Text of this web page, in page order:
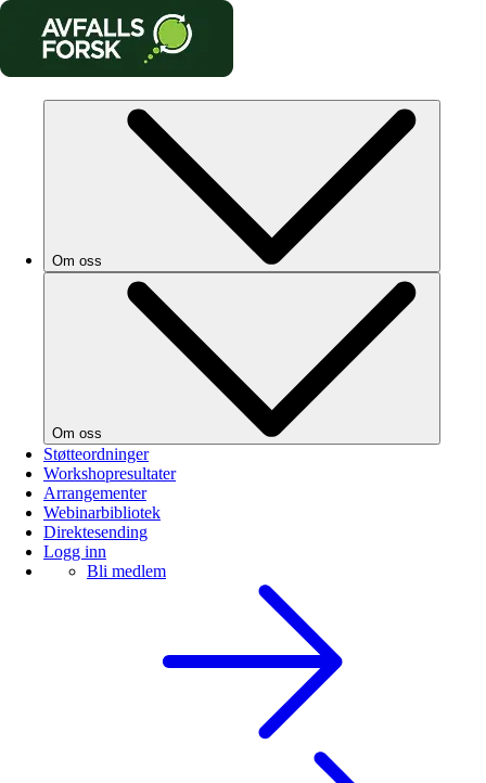
Om oss
Om oss
Støtteordninger
Workshopresultater
Arrangementer
Webinarbibliotek
Direktesending
Logg inn
Bli medlem